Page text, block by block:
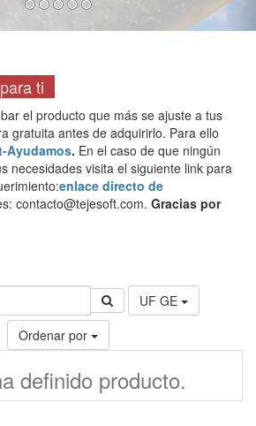
ti
el producto que más se ajuste a tus
gratuita antes de adquirirlo. Para ello
Ayudamos. En el caso de que ningún
necesidades visita el siguiente link para
enlace directo de
contacto@tejesoft.com. Gracias por
UF GE
Ordenar por
definido producto.